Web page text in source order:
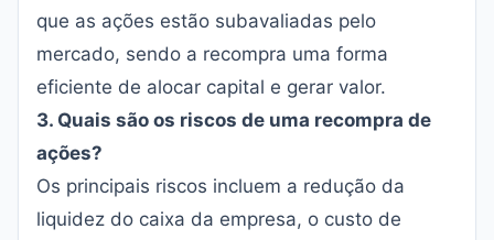
que as ações estão subavaliadas pelo
mercado, sendo a recompra uma forma
eficiente de alocar capital e gerar valor.
3. Quais são os riscos de uma recompra de
ações?
Os principais riscos incluem a redução da
liquidez do caixa da empresa, o custo de